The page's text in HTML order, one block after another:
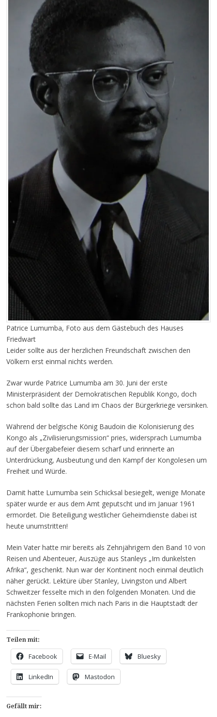
Patrice Lumumba, Foto aus dem Gästebuch des Hauses
Friedwart
Leider sollte aus der herzlichen Freundschaft zwischen den
Völkern erst einmal nichts werden.
Zwar wurde Patrice Lumumba am 30. Juni der erste
Ministerpräsident der Demokratischen Republik Kongo, doch
schon bald sollte das Land im Chaos der Bürgerkriege versinken.
Während der belgische König Baudoin die Kolonisierung des
Kongo als „Zivilisierungsmission“ pries, widersprach Lumumba
auf der Übergabefeier diesem scharf und erinnerte an
Unterdrückung, Ausbeutung und den Kampf der Kongolesen um
Freiheit und Würde.
Damit hatte Lumumba sein Schicksal besiegelt, wenige Monate
später wurde er aus dem Amt geputscht und im Januar 1961
ermordet. Die Beteiligung westlicher Geheimdienste dabei ist
heute unumstritten!
Mein Vater hatte mir bereits als Zehnjährigem den Band 10 von
Reisen und Abenteuer, Auszüge aus Stanleys „Im dunkelsten
Afrika“, geschenkt. Nun war der Kontinent noch einmal deutlich
näher gerückt. Lektüre über Stanley, Livingston und Albert
Schweitzer fesselte mich in den folgenden Monaten. Und die
nächsten Ferien sollten mich nach Paris in die Hauptstadt der
Frankophonie bringen.
Teilen mit:
Facebook E-Mail Bluesky
LinkedIn Mastodon
Gefällt mir: